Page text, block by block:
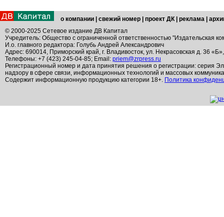
о компании свежий номер проект ДК реклама
© 2000-2025 Сетевое издание ДВ Капитал
Учредитель: Общество с ограниченной ответственностью "Издательская
И.о. главного редактора: Голубь Андрей Александрович
Адрес: 690014, Приморский край, г. Владивосток, ул. Некрасовская д. 36
Телефоны: +7 (423) 245-04-85; Email: priem@zrpress.ru
Регистрационный номер и дата принятия решения о регистрации: серия
надзору в сфере связи, информационных технологий и массовых
Содержит информационную продукцию категории 18+. Политика